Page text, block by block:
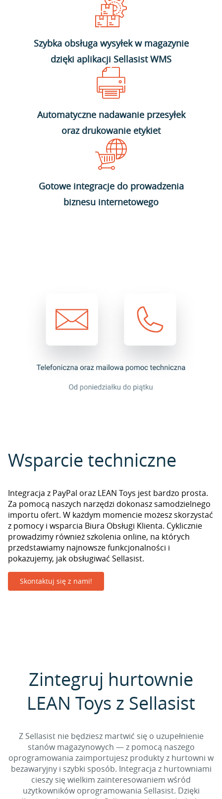
Szybka obsługa wysyłek w magazynie
dzięki aplikacji Sellasist WMS
Automatyczne nadawanie przesyłek
oraz drukowanie etykiet
Gotowe integracje do prowadzenia
biznesu internetowego
Wsparcie techniczne
Integracja z PayPal oraz LEAN Toys jest bardzo prosta.
Za pomocą naszych narzędzi dokonasz samodzielnego
importu ofert. W każdym momencie możesz skorzystać
z pomocy i wsparcia Biura Obsługi Klienta. Cyklicznie
prowadzimy również szkolenia online, na których
przedstawiamy najnowsze funkcjonalności i
pokazujemy, jak obsługiwać Sellasist.
Skontaktuj się z nami!
Zintegruj hurtownie
LEAN Toys z Sellasist
Z Sellasist nie będziesz martwić się o uzupełnienie
stanów magazynowych — z pomocą naszego
oprogramowania zaimportujesz produkty z hurtowni w
bezawaryjny i szybki sposób. Integracja z hurtowniami
cieszy się wielkim zainteresowaniem wśród
użytkowników oprogramowania Sellasist. Dzięki